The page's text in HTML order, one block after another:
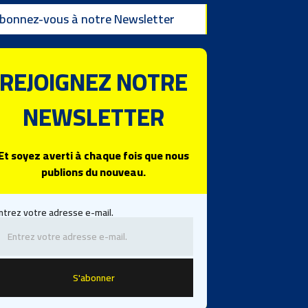
vous à notre Newsletter
REJOIGNEZ NOTRE
NEWSLETTER
soyez averti à chaque fois que nous
publions du nouveau.
votre adresse e-mail.